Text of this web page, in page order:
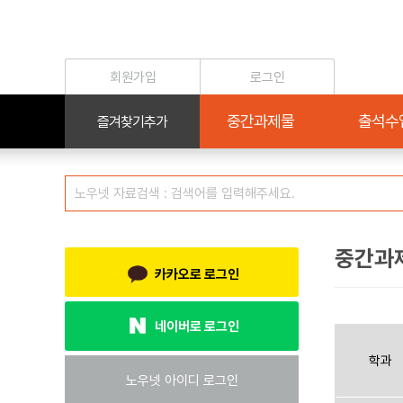
카카오로 로그인
네이버로 로그인
중간과
학과